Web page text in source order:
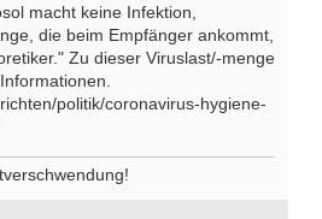
macht keine Infektion,
die beim Empfänger ankommt,
Zu dieser Viruslast/-menge
politik/coronavirus-hygiene-